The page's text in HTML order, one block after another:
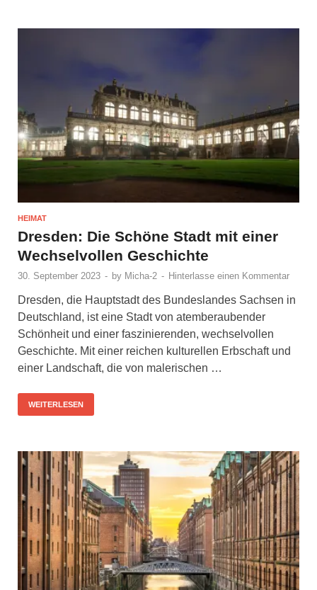
HEIMAT
Dresden: Die Schöne Stadt mit einer
Wechselvollen Geschichte
30. September 2023 - by Micha-2 - Hinterlasse einen Kommentar
Dresden, die Hauptstadt des Bundeslandes Sachsen in
Deutschland, ist eine Stadt von atemberaubender
Schönheit und einer faszinierenden, wechselvollen
Geschichte. Mit einer reichen kulturellen Erbschaft und
einer Landschaft, die von malerischen …
WEITERLESEN